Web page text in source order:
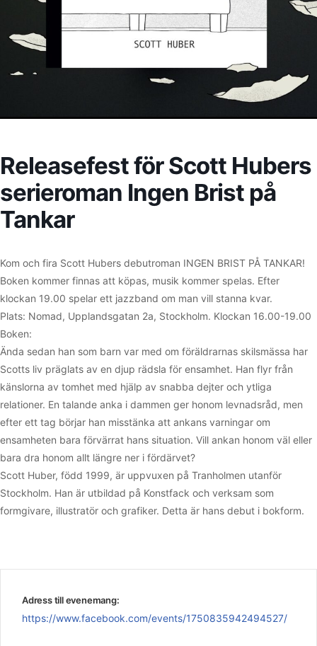
Releasefest för Scott Hubers
serieroman Ingen Brist på
Tankar
Kom och fira Scott Hubers debutroman INGEN BRIST PÅ TANKAR!
Boken kommer finnas att köpas, musik kommer spelas. Efter
klockan 19.00 spelar ett jazzband om man vill stanna kvar.
Plats: Nomad, Upplandsgatan 2a, Stockholm. Klockan 16.00-19.00
Boken:
Ända sedan han som barn var med om föräldrarnas skilsmässa har
Scotts liv präglats av en djup rädsla för ensamhet. Han flyr från
känslorna av tomhet med hjälp av snabba dejter och ytliga
relationer. En talande anka i dammen ger honom levnadsråd, men
efter ett tag börjar han misstänka att ankans varningar om
ensamheten bara förvärrat hans situation. Vill ankan honom väl eller
bara dra honom allt längre ner i fördärvet?
Scott Huber, född 1999, är uppvuxen på Tranholmen utanför
Stockholm. Han är utbildad på Konstfack och verksam som
formgivare, illustratör och grafiker. Detta är hans debut i bokform.
Adress till evenemang:
https://www.facebook.com/events/1750835942494527/